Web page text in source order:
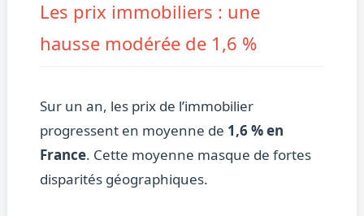
Les prix immobiliers : une
hausse modérée de 1,6 %
Sur un an, les prix de l’immobilier
progressent en moyenne de 1,6 % en
France. Cette moyenne masque de fortes
disparités géographiques.